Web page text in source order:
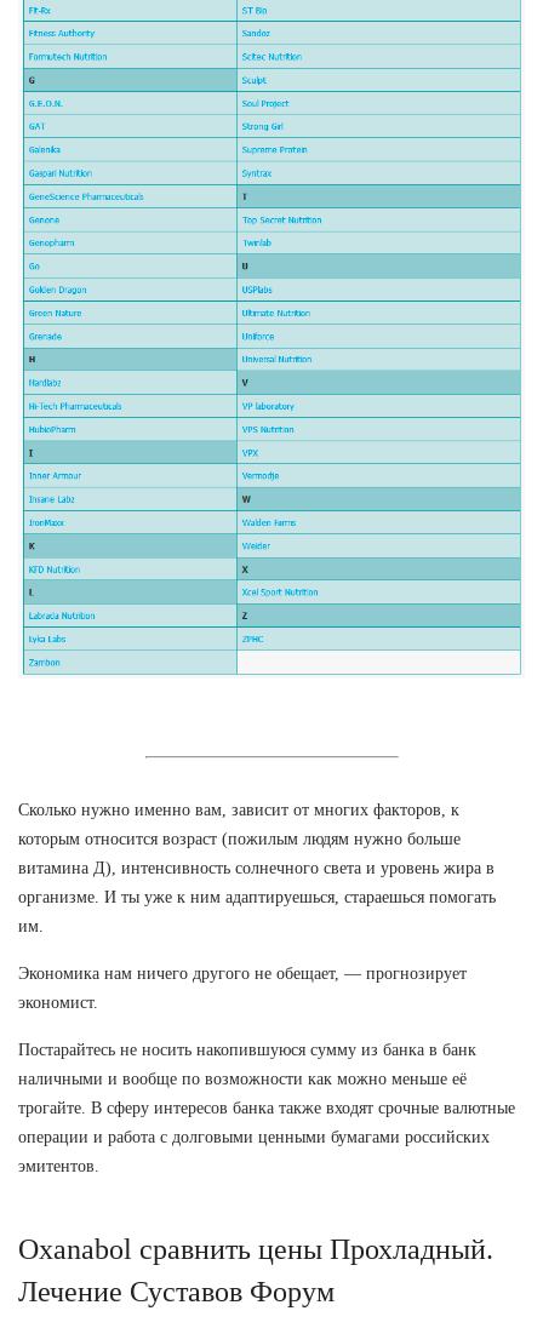
Сколько нужно именно вам, зависит от многих факторов, к
которым относится возраст (пожилым людям нужно больше
витамина Д), интенсивность солнечного света и уровень жира в
организме. И ты уже к ним адаптируешься, стараешься помогать
им.
Экономика нам ничего другого не обещает, — прогнозирует
экономист.
Постарайтесь не носить накопившуюся сумму из банка в банк
наличными и вообще по возможности как можно меньше её
трогайте. В сферу интересов банка также входят срочные валютные
операции и работа с долговыми ценными бумагами российских
эмитентов.
Oxanabol сравнить цены Прохладный.
Лечение Суставов Форум